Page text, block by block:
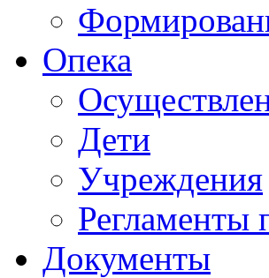
Опека
Дети
Учреждения
Регламенты
Документы